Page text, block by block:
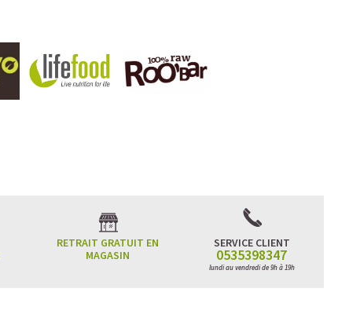
RETRAIT GRATUIT EN
MAGASIN
SERVICE CLIENT
0535398347
lundi au vendredi de 9h à 19h